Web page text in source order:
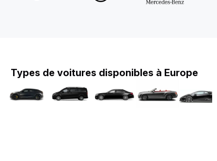
Types de voitures disponibles à Europe